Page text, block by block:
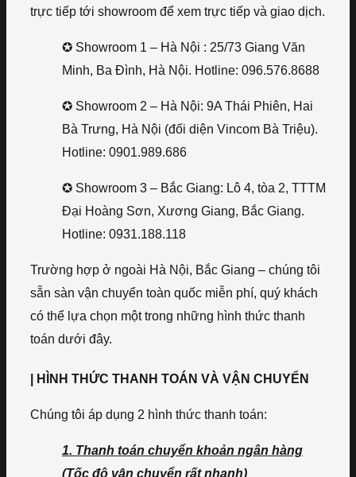
trực tiếp tới showroom để xem trực tiếp và giao dịch.
✪ Showroom 1 – Hà Nội : 25/73 Giang Văn
Minh, Ba Đình, Hà Nội. Hotline: 096.576.8688
✪ Showroom 2 – Hà Nội: 9A Thái Phiên, Hai
Bà Trưng, Hà Nội (đối diện Vincom Bà Triệu).
Hotline: 0901.989.686
✪ Showroom 3 – Bắc Giang: Lô 4, tòa 2, TTTM
Đại Hoàng Sơn, Xương Giang, Bắc Giang.
Hotline: 0931.188.118
Trường hợp ở ngoài Hà Nội, Bắc Giang – chúng tôi
sẵn sàn vận chuyển toàn quốc miễn phí, quý khách
có thể lựa chọn một trong những hình thức thanh
toán dưới đây.
| HÌNH THỨC THANH TOÁN VÀ VẬN CHUYỂN
Chúng tôi áp dụng 2 hình thức thanh toán:
1. Thanh toán chuyển khoản ngân hàng
(Tốc độ vận chuyển rất nhanh)